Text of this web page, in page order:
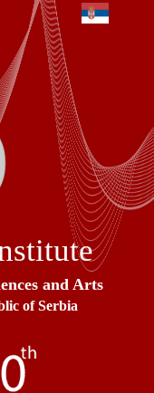
and Arts
of Serbia